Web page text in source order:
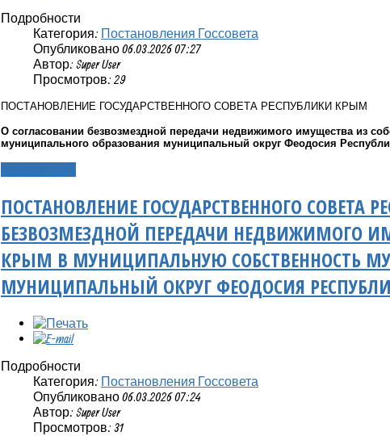
Подробности
Категория: Постановления Госсовета
Опубликовано 06.03.2026 07:27
Автор: Super User
Просмотров: 29
ПОСТАНОВЛЕНИЕ ГОСУДАРСТВЕННОГО СОВЕТА РЕСПУБЛИКИ КРЫМ
О согласовании безвозмездной передачи недвижимого имущества из
муниципального образования муниципальный округ Феодосия
ПОСТАНОВЛЕНИЕ ГОСУДАРСТВЕННОГО СОВЕТА
БЕЗВОЗМЕЗДНОЙ ПЕРЕДАЧИ НЕДВИЖИМОГО
КРЫМ В МУНИЦИПАЛЬНУЮ СОБСТВЕННОСТЬ
МУНИЦИПАЛЬНЫЙ ОКРУГ ФЕОДОСИЯ
Подробности
Категория: Постановления Госсовета
Опубликовано 06.03.2026 07:24
Автор: Super User
Просмотров: 31